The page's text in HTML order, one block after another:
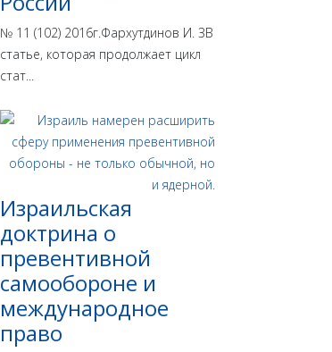
№ 11 (102) 2016г.Фархутдинов И. ЗВ
статье, которая продолжает цикл
стат...
Израильская
доктрина o
превентивной
самообороне и
международное
право